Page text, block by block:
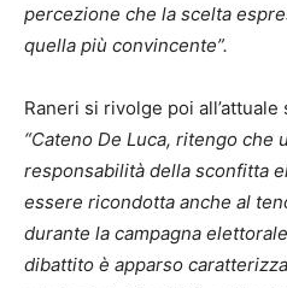
percezione che la scelta
quella più convincente”.
Raneri si rivolge poi
“Cateno De Luca, ritengo che
responsabilità della sconfitta
essere ricondotta anche al
durante la campagna
dibattito è apparso